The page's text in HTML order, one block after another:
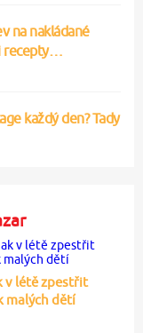
na nakládané
recepty…
každý den? Tady
v létě zpestřit
malých dětí